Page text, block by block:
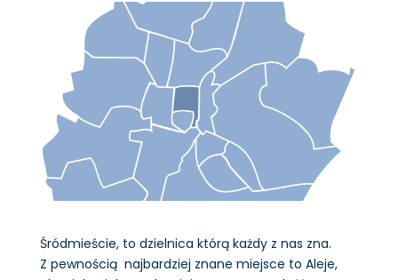
Śródmieście, to dzielnica którą każdy z nas zna.
Z pewnością najbardziej znane miejsce to Aleje,